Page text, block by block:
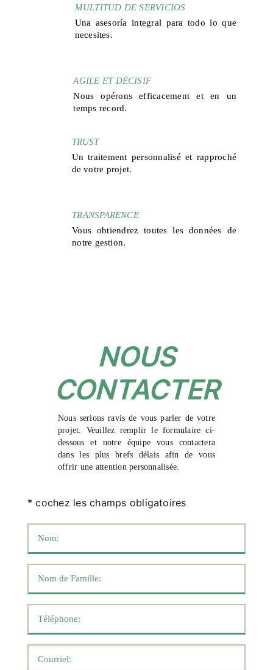
MULTITUD DE SERVICIOS
Una asesoría integral para todo lo que
necesites.
AGILE ET DÉCISIF
Nous opérons efficacement et en un
temps record.
TRUST
Un traitement personnalisé et rapproché
de votre projet.
TRANSPARENCE
Vous obtiendrez toutes les données de
notre gestion.
NOUS
CONTACTER
Nous serions ravis de vous parler de votre
projet. Veuillez remplir le formulaire ci-
dessous et notre équipe vous contactera
dans les plus brefs délais afin de vous
offrir une attention personnalisée.
* cochez les champs obligatoires
famille